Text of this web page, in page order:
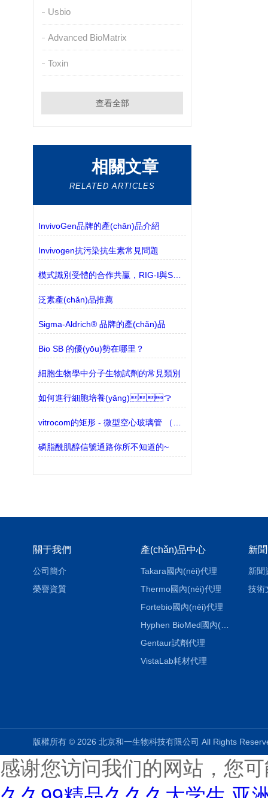
Usbio
Advanced BioMatrix
Toxin
查看全部
相關文章
RELATED ARTICLES
InvivoGen品牌的產(chǎn)品介紹
Invivogen抗污染抗生素常見問題
模式識別受體的合作共贏，RIG-I與STING的聯(lián)盟
泛素產(chǎn)品推薦
Sigma-Aldrich® 品牌的產(chǎn)品
Bio SB 的優(yōu)勢在哪里？
細胞生物學中分子生物試劑的常見類別
如何進行細胞培養(yǎng)？
磷脂酰肌醇信號通路你所不知道的~
關于我們
公司簡介
榮譽資質
產(chǎn)品中心
Takara國內(nèi)代理
Thermo國內(nèi)代理
Fortebio國內(nèi)代理
Hyphen BioMed國內(nèi)代理
Gentaur試劑代理
VistaLab耗材代理
新
新聞
技術
版權所有 © 2026 北京和一生物科技有限公司 All Rights
感谢您访问我们的网站，您